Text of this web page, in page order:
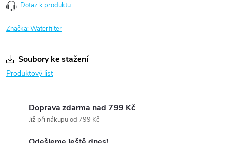
Dotaz k produktu
Značka:Waterfilter
Soubory ke stažení
Produktový list
Doprava zdarma nad 799 Kč
Již při nákupu od 799 Kč